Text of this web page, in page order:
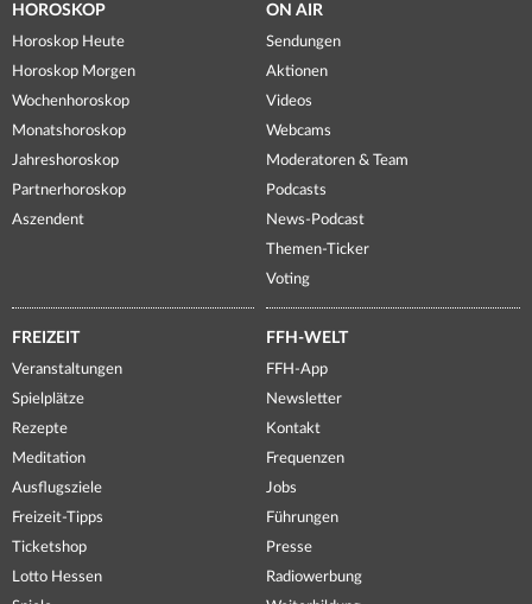
HOROSKOP
Horoskop Heute
Horoskop Morgen
Wochenhoroskop
Monatshoroskop
Jahreshoroskop
Partnerhoroskop
Aszendent
ON AIR
Sendungen
Aktionen
Videos
Webcams
Moderatoren & Team
Podcasts
News-Podcast
Themen-Ticker
Voting
FREIZEIT
Veranstaltungen
Spielplätze
Rezepte
Meditation
Ausflugsziele
Freizeit-Tipps
Ticketshop
Lotto Hessen
FFH-WELT
FFH-App
Newsletter
Kontakt
Frequenzen
Jobs
Führungen
Presse
Radiowerbung